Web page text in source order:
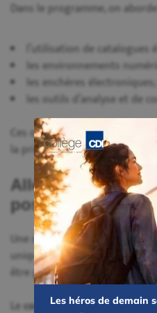
Les héros de demain
Dans le programme, on
l’utilisation de catalogues
les environnements
les enchères électroniques;
les outils d’analyse et de
Ces outils contribuent à
la prise de décision.
Aller au-delà du
possession (TCO)
Une décision
uniquement sur le prix
être pris en compte pour avoir
Le coût de possession (TCO)